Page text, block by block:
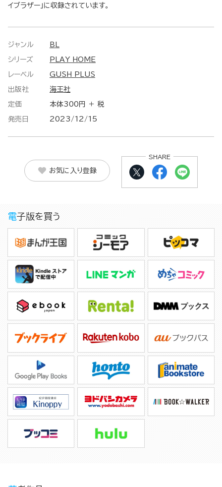
イブラザー」に収録されています。
ジャンル BL
シリーズ PLAY HOME
レーベル GUSH PLUS
出版社 海王社
定価 本体300円 ＋ 税
発売日 2023/12/15
お気に入り登録
SHARE
電子版を買う